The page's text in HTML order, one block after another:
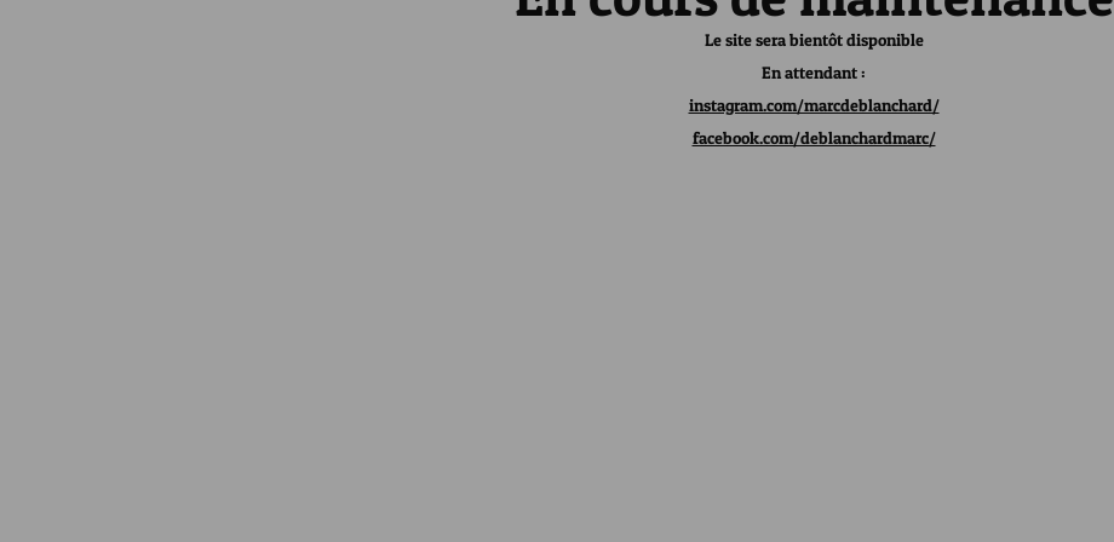
Le site sera bientôt disponible
En attendant :
instagram.com/marcdeblanchard/
facebook.com/deblanchardmarc/